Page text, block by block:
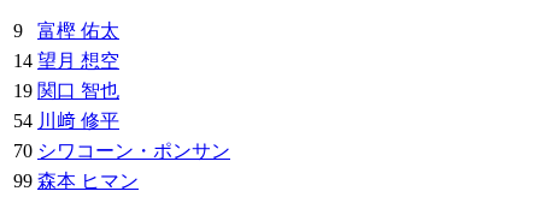
9
富樫 佑太
14 望月 想空
19 関口 智也
54 川﨑 修平
70 シワコーン・ポンサン
99 森本 ヒマン